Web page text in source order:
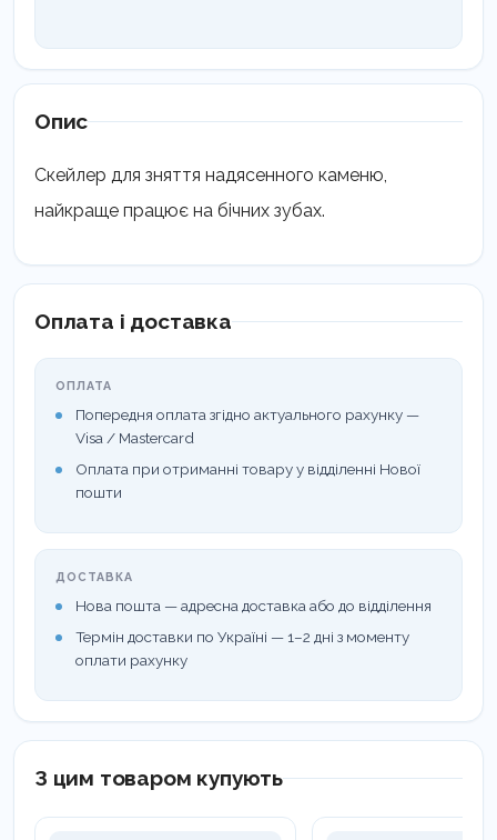
Опис
Скейлер для зняття надясенного каменю,
найкраще працює на бічних зубах.
Оплата і доставка
ОПЛАТА
Попередня оплата згідно актуального рахунку —
Visa / Mastercard
Оплата при отриманні товару у відділенні Нової
пошти
ДОСТАВКА
Нова пошта — адресна доставка або до відділення
Термін доставки по Україні — 1–2 дні з моменту
оплати рахунку
З цим товаром купують